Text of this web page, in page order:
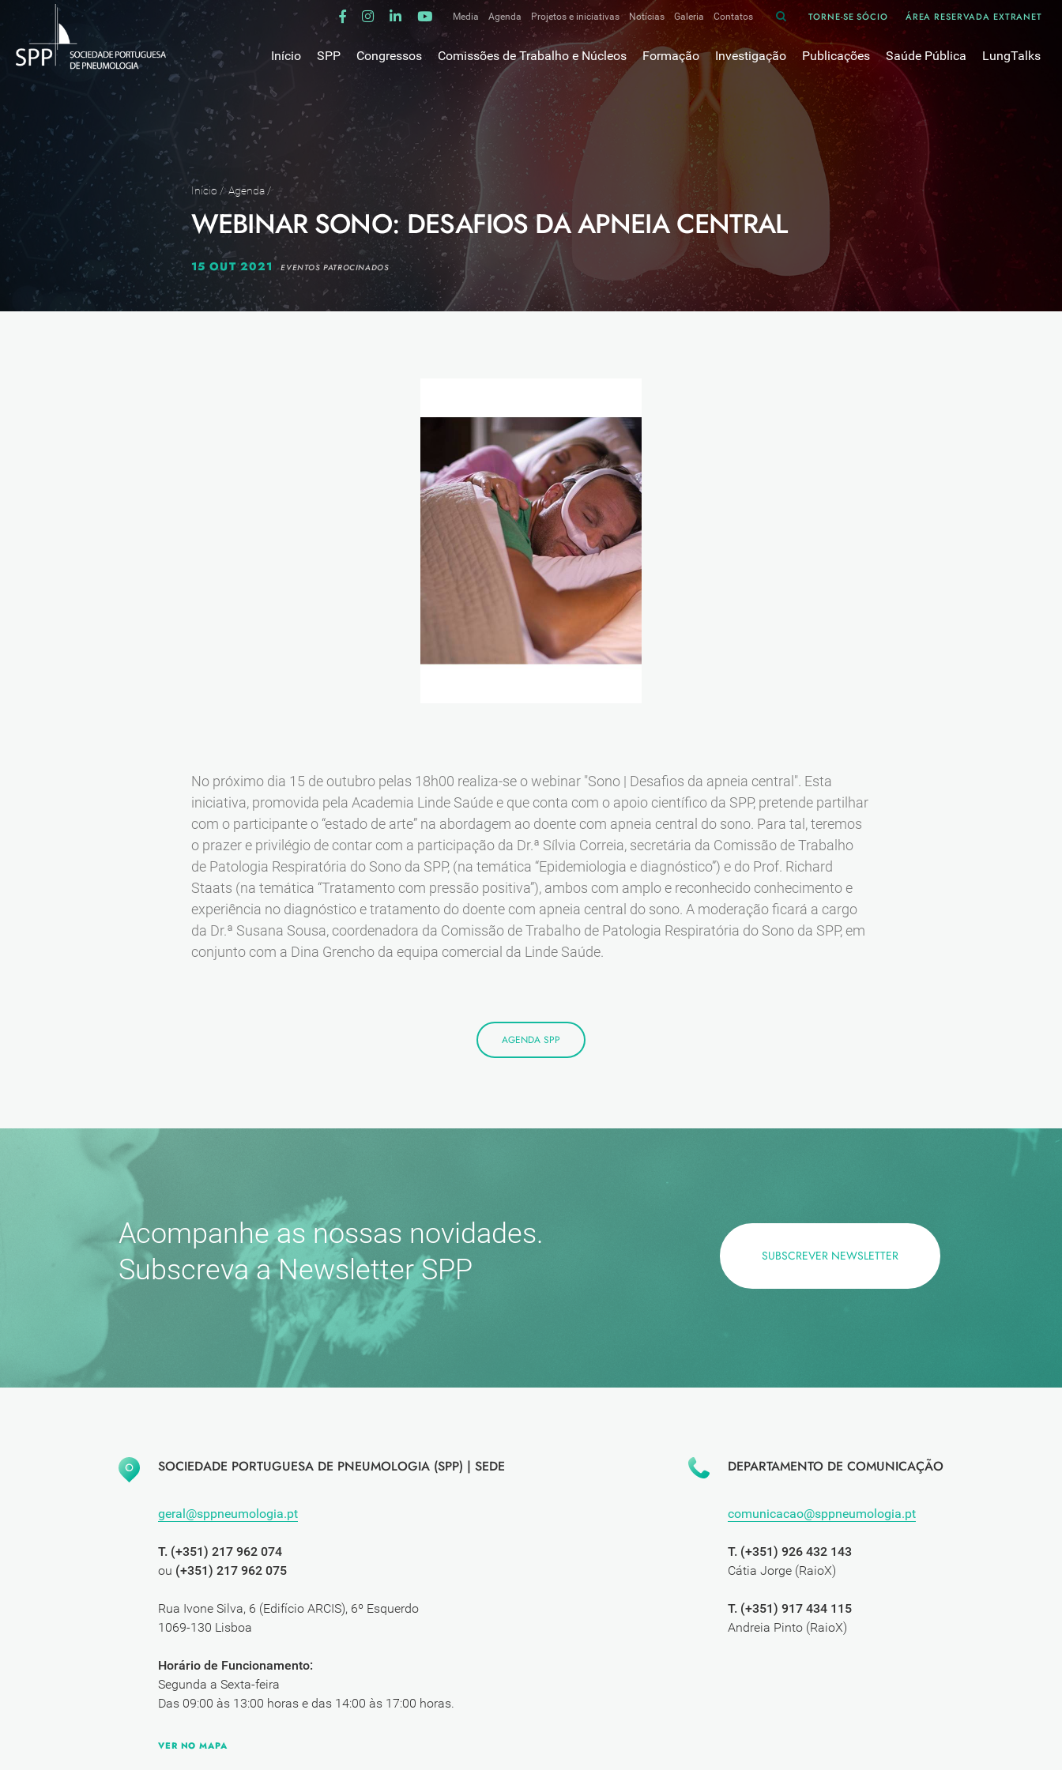
Media
Comunicados de imprensa
Clipping
Agenda Projetos e iniciativas Notícias Galeria Contatos TORNE-SE SÓCIO ÁREA RESERVADA EXTRANET
Início SPP
Mensagem do Presidente
Missão
Estrutura
Estatutos
Núcleo Museológico
Parceiros
Como tornar-se sócio
Medalhas de ouro SPP
Congressos Comissões de Trabalho e Núcleos
Comissões de trabalho
Alergologia Respiratória
Bronquiectasias
Cirurgia Torácica
Doente Crítico Respiratório
Doenças do Interstício Pulmonar
Doenças Ocupacionais e do Ambiente
Doenças Vasculares Pulmonares
Fisiopatologia Respiratória e DPOC
Infecciologia Respiratória
Patologia Respiratória do Sono
Ventilação Domiciliária
Núcleos e Grupo de Estudos
Núcleo de Cardiopneumologistas
Núcleo de Enfermeiros
Núcleo de Fisioterapeutas Respiratórios
Núcleo Jovens Pneumologistas
Grupo de Estudos Défice de Alfa-1 Antitripsina
Núcleo de Estudo de Fibrose Quística
Formação
Escola da Ciência
E-learnings
Hot Topics em Pneumologia
Fórum das Comissões de Trabalho
Outros cursos
Investigação
Bases de dados
Projectos de Investigação
Publicações
Divulgação
Oxigénio
Revistas Científicas
Pulmonology
Pesquisa Bibliográfica
Revistas Médicas
Revisões, Recomendações e Tomadas de Posição
Arquivo
50 anos Sociedade Portuguesa de Pneumologia
Livros Publicados
Saúde Pública
Cancro do pulmão
COVID Longo
Cuidados Respiratórios Domiciliários
Dispositivos Inalatórios
DPOC
Sono
Tabagismo
LungTalks
Início /Agenda /
WEBINAR SONO: DESAFIOS DA APNEIA CENTRAL
15 OUT 2021 EVENTOS PATROCINADOS
No próximo dia 15 de outubro pelas 18h00 realiza-se o webinar "Sono | Desafios da apneia central". Esta
iniciativa, promovida pela Academia Linde Saúde e que conta com o apoio científico da SPP, pretende partilhar
com o participante o “estado de arte” na abordagem ao doente com apneia central do sono. Para tal, teremos
o prazer e privilégio de contar com a participação da Dr.ª Sílvia Correia, secretária da Comissão de Trabalho
de Patologia Respiratória do Sono da SPP, (na temática “Epidemiologia e diagnóstico”) e do Prof. Richard
Staats (na temática “Tratamento com pressão positiva”), ambos com amplo e reconhecido conhecimento e
experiência no diagnóstico e tratamento do doente com apneia central do sono. A moderação ficará a cargo
da Dr.ª Susana Sousa, coordenadora da Comissão de Trabalho de Patologia Respiratória do Sono da SPP, em
conjunto com a Dina Grencho da equipa comercial da Linde Saúde.
AGENDA SPP
Acompanhe as nossas novidades.
Subscreva a Newsletter SPP
SUBSCREVER NEWSLETTER
SOCIEDADE PORTUGUESA DE PNEUMOLOGIA (SPP) | SEDE
geral@sppneumologia.pt
T. (+351) 217 962 074
ou (+351) 217 962 075
Rua Ivone Silva, 6 (Edifício ARCIS), 6º Esquerdo
1069-130 Lisboa
Horário de Funcionamento:
Segunda a Sexta-feira
Das 09:00 às 13:00 horas e das 14:00 às 17:00 horas.
VER NO MAPA
DEPARTAMENTO DE COMUNICAÇÃO
comunicacao@sppneumologia.pt
T. (+351) 926 432 143
Cátia Jorge (RaioX)
T. (+351) 917 434 115
Andreia Pinto (RaioX)